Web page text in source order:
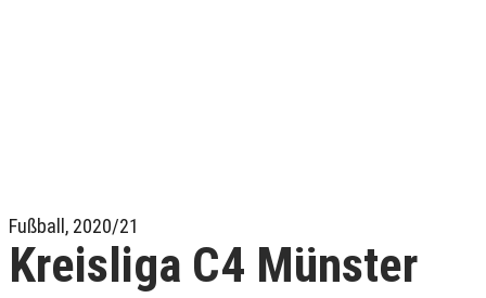
Fußball, 2020/21
Kreisliga C4 Münster